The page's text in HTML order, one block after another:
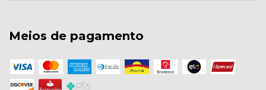
Meios de pagamento